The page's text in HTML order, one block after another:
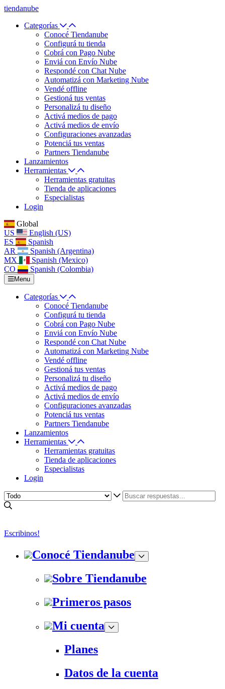
tiendanube
Categorías
Conocé Tiendanube
Configurá tu tienda
Cobrá con Pago Nube
Enviá con Envío Nube
Respondé con Chat Nube
Automatizá con Marketing Nube
Vendé offline
Gestioná tus ventas
Personalizá tu diseño
Activá medios de pago
Activá medios de envío
Configuraciones avanzadas
Potenciá tus ventas
Partners Tiendanube
Lanzamientos
Herramientas
Herramientas gratuitas
Tienda de aplicaciones
Especialistas
Login
Global
US
English (US)
ES
Spanish
AR
Spanish (Argentina)
MX
Spanish (Mexico)
CO
Spanish (Colombia)
Menu
Categorías
Conocé Tiendanube
Configurá tu tienda
Cobrá con Pago Nube
Enviá con Envío Nube
Respondé con Chat Nube
Automatizá con Marketing Nube
Vendé offline
Gestioná tus ventas
Personalizá tu diseño
Activá medios de pago
Activá medios de envío
Configuraciones avanzadas
Potenciá tus ventas
Partners Tiendanube
Lanzamientos
Herramientas
Herramientas gratuitas
Tienda de aplicaciones
Especialistas
Login
Escribinos!
Conocé Tiendanube
Sobre Tiendanube
Primeros pasos
Mi cuenta
Planes
Datos de la cuenta